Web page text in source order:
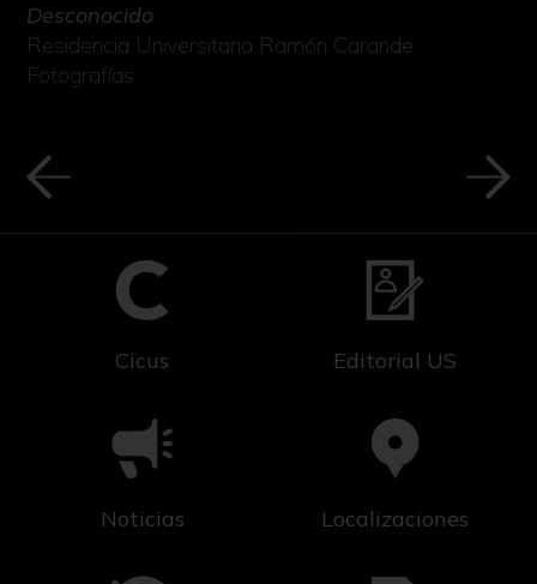
Desconocido
Residencia Universitaria Ramón Carande
Fotografías
Cicus Editorial US
Noticias Localizaciones